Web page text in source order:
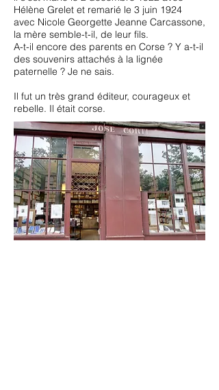
Hélène Grelet et remarié le 3 juin 1924
avec Nicole Georgette Jeanne Carcassone,
la mère semble-t-il, de leur fils.
A-t-il encore des parents en Corse ? Y a-t-il
des souvenirs attachés à la lignée
paternelle ? Je ne sais.
Il fut un très grand éditeur, courageux et
rebelle. Il était corse.